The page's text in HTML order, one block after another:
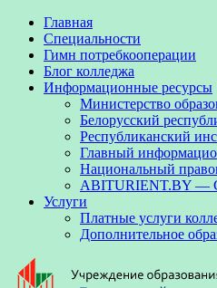
Главная
Специальности
Гимн потребкооперации
Блог колледжа
Информационные ресурсы
Министерство
Белорусский
Республиканский
Главный
Национальный
ABITURIENT.BY —
Услуги
Платные услуги
Дополнительное